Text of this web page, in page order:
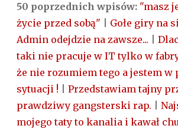
50 poprzednich wpisów: "masz
życie przed sobą"
Gołe giry na
Admin odejdzie na zawsze...
taki nie pracuje w IT tylko w
że nie rozumiem tego a jestem w
sytuacji !
Przedstawiam tajny
prawdziwy gangsterski rap.
mojego taty to kanalia i kawał